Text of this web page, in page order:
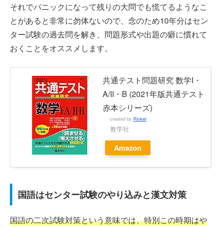
それでパニックになって残りの大問でも慌てるようなこ
とがあると非常に勿体ないので、念のため10年分はセン
ター試験の過去問を解き、問題形式や出題の癖に慣れて
おくことをオススメします。
共通テスト問題研究 数学I・
A/II・B (2021年版共通テスト
赤本シリーズ)
created by Rinker
教学社
Amazon
国語はセンター試験のやり込みと漢文対策
国語の二次試験対策という意味では、特別この時期はや